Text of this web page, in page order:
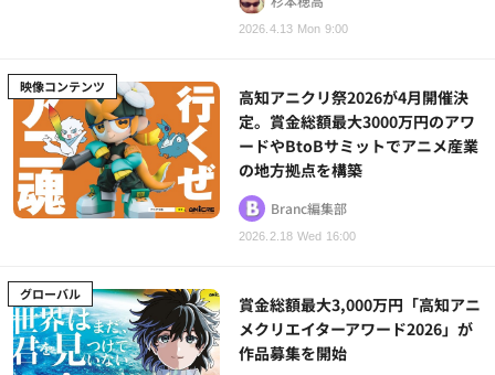
2026.4.13 Mon 9:00
映像コンテンツ
2026.2.18 Wed 16:00
高知アニクリ祭2026が4月開催決
定。賞金総額最大3000万円のアワ
ードやBtoBサミットでアニメ産業
の地方拠点を構築
Branc編集部
グローバル
賞金総額最大3,000万円「高知アニ
メクリエイターアワード2026」が
作品募集を開始